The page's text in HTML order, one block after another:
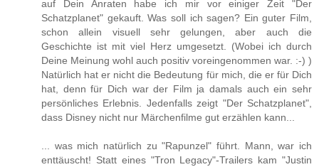
auf Dein Anraten habe ich mir vor einiger Zeit "Der
Schatzplanet" gekauft. Was soll ich sagen? Ein guter Film,
schon allein visuell sehr gelungen, aber auch die
Geschichte ist mit viel Herz umgesetzt. (Wobei ich durch
Deine Meinung wohl auch positiv voreingenommen war. :-) )
Natürlich hat er nicht die Bedeutung für mich, die er für Dich
hat, denn für Dich war der Film ja damals auch ein sehr
persönliches Erlebnis. Jedenfalls zeigt "Der Schatzplanet",
dass Disney nicht nur Märchenfilme gut erzählen kann...
... was mich natürlich zu "Rapunzel" führt. Mann, war ich
enttäuscht! Statt eines "Tron Legacy"-Trailers kam "Justin